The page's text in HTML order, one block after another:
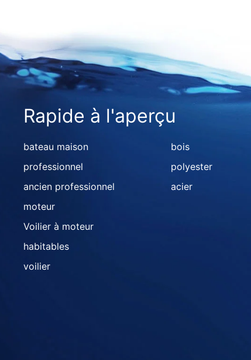
Rapide à l'aperçu
bateau maison
professionnel
ancien professionnel
moteur
Voilier à moteur
habitables
voilier
bois
polyester
acier